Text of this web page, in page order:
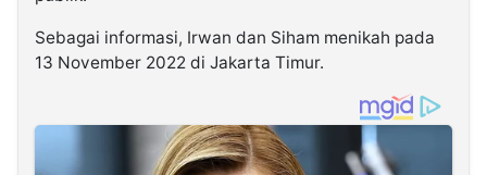
Sebagai informasi, Irwan dan Siham menikah pada
13 November 2022 di Jakarta Timur.